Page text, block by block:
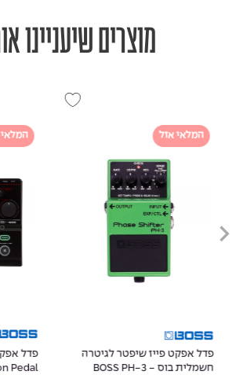
מוצרים שיעניינו
המלאי אזל
פדל אפקט פייז שיפטר לגיטרה
חשמלית בוס - BOSS PH-3
המלאי
Pedal